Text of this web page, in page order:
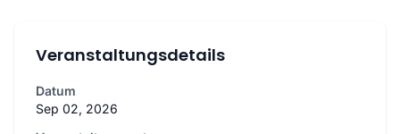
Veranstaltungsdetails
Datum
Sep 02, 2026